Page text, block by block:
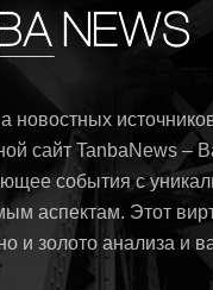
новостных
сайт TanbaNews –
события с
аспектам. Этот
и золото анализа и